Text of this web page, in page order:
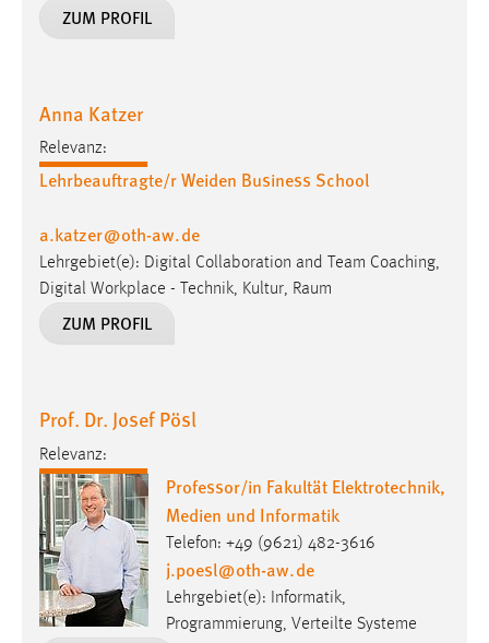
ZUM PROFIL
Anna Katzer
Relevanz:
Lehrbeauftragte/r Weiden Business School
a.katzer@oth-aw.de
Lehrgebiet(e): Digital Collaboration and Team Coaching,
Digital Workplace - Technik, Kultur, Raum
ZUM PROFIL
Prof. Dr. Josef Pösl
Relevanz:
Professor/in Fakultät Elektrotechnik,
Medien und Informatik
Telefon: +49 (9621) 482-3616
j.poesl@oth-aw.de
Lehrgebiet(e): Informatik,
Programmierung, Verteilte Systeme
Chat
chat-frame-style-5e9dbeb1811c0446
Zweck:
Wird benötigt um die Chatfunktion nutzen zu können.
MibewSessionID, mibew-chat-frame-style-
5e9dbeb1811c0446 = Sitzungslaufzeit, mibew_locale = 3
Jahre, MIBEW_UserID = 1 Jahr
fe_user, be_user, be_lastLoginProvider
Zweck:
Dieser Cookie ist notwendig um sich an der Website
einloggen zu können.
Cookie Laufzeit:
24 Stunden